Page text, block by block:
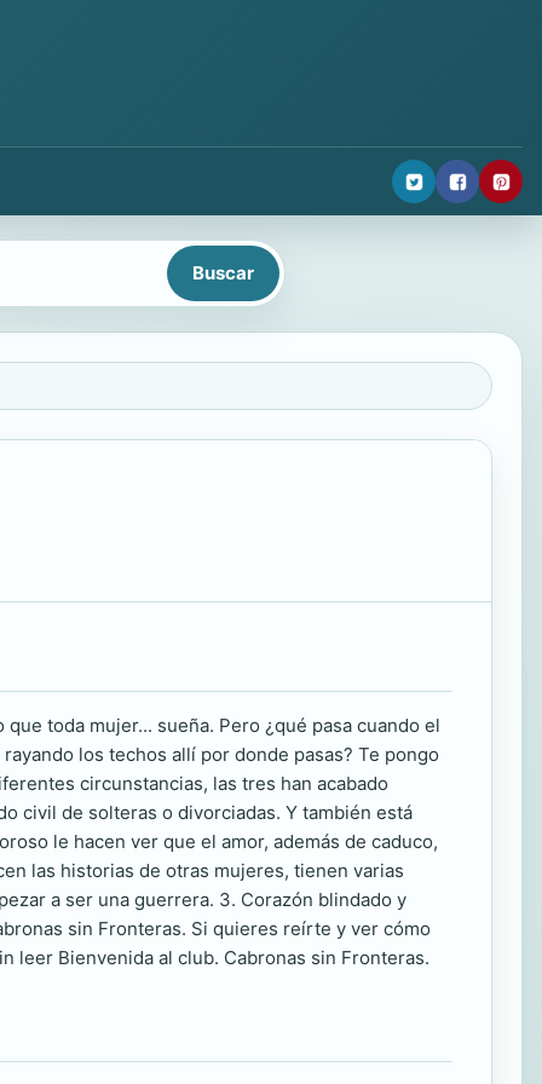
toda mujer... sueña. Pero ¿qué pasa cuando el
los techos allí por donde pasas? Te pongo
circunstancias, las tres han acabado
civil de solteras o divorciadas. Y también está
le hacen ver que el amor, además de caduco,
las historias de otras mujeres, tienen varias
a ser una guerrera. 3. Corazón blindado y
sin Fronteras. Si quieres reírte y ver cómo
leer Bienvenida al club. Cabronas sin Fronteras.